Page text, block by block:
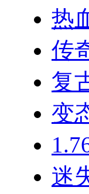
热
传
复
变
迷